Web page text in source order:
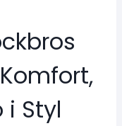
i Styl